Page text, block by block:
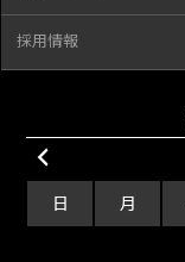
採用情報
日 月